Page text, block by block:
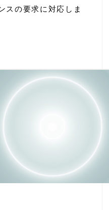
スの要求に対応しま